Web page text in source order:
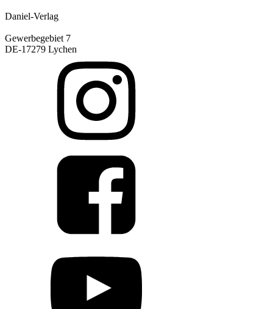
Daniel-Verlag
Gewerbegebiet 7
DE-17279 Lychen